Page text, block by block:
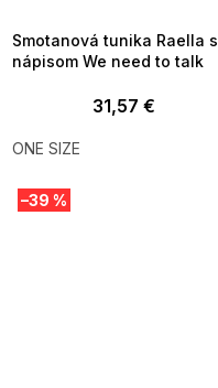
Smotanová tunika Raella s
nápisom We need to talk
31,57 €
ONE SIZE
–39 %